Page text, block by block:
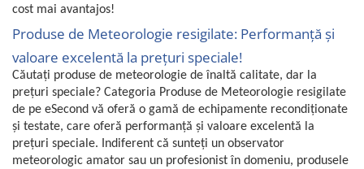
Imbracaminte barbati
Imbracaminte femei
Imbracaminte si Incaltaminte copii
Incaltaminte barbati
Incaltaminte femei
Ochelari de soare
Ochelari de vedere
Gaming, Carti & Birotica
cost mai avantajos!
Produse de Meteorologie resigilate: Performanță și
valoare excelentă la prețuri speciale!
Căutați produse de meteorologie de înaltă calitate, dar la
prețuri speciale? Categoria Produse de Meteorologie resigilate
de pe eSecond vă oferă o gamă de echipamente recondiționate
și testate, care oferă performanță și valoare excelentă la
prețuri speciale. Indiferent că sunteți un observator
meteorologic amator sau un profesionist în domeniu, produsele